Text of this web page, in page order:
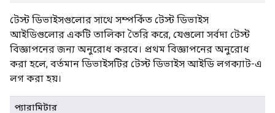
টেস্ট ডিভাইসগুলোর সাথে সম্পর্কিত টেস্ট ডিভাইস
আইডিগুলোর একটি তালিকা তৈরি করে, যেগুলো সর্বদা টেস্ট
বিজ্ঞাপনের জন্য অনুরোধ করবে। প্রথম বিজ্ঞাপনের অনুরোধ
করা হলে, বর্তমান ডিভাইসটির টেস্ট ডিভাইস আইডি লগক্যাট-এ
লগ করা হয়।
প্যারামিটার